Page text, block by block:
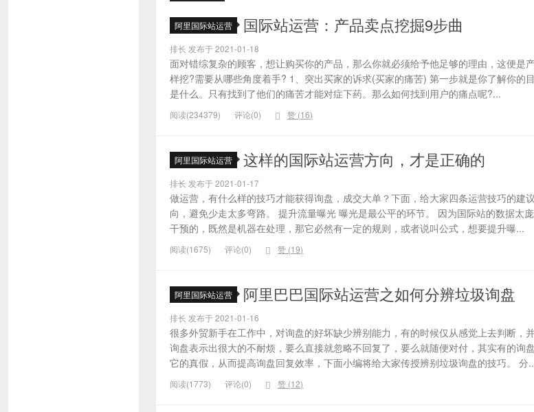
阿里国际站运营 国际站运营：产品卖点挖掘9步曲
排长 发布于 2021-01-18
面对错综复杂的顾客，想让购买你的产品，那么你就必须给予他足够的理由，这便是
样挖?需要从哪些角度着手? 1、突出买家的诉求(买家的痛苦) 第一步就是你了解你的
是什么。只有找到了他们的痛苦才能对症下药。那么如何找到用户的痛点呢?...
阅读(234379) 评论(0) 赞 (16)
阿里国际站运营 这样的国际站运营方向，才是正确的
排长 发布于 2021-01-17
做运营，有什么样的技巧才能获得询盘，成交大单？下面，给大家四条运营技巧的建
向，避免少走太多弯路。 提升流量曝光 曝光是最公平的环节。 因为国际站的数据太
干预的，既然是机器在处理，那它必然有一定的规则，或者说叫公式，想要提升曝...
阅读(1675) 评论(0) 赞 (19)
阿里国际站运营 阿里巴巴国际站运营之如何分辨垃圾询盘
排长 发布于 2021-01-16
很多外贸新手在工作中，对询盘的好坏缺少辨别能力，有的时候仅从感觉上去判断，
询盘表示出很大的不耐烦，要么直接就忽略不回复了，要么就随便对付，其实有的询
它的真假，从而提高询盘回复效率，下面小编将给大家传授辨别垃圾询盘的技巧。 分
阅读(1773) 评论(0) 赞 (12)